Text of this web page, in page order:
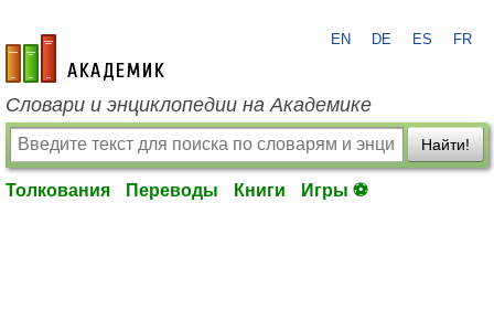
academic.ru
EN DE ES FR
Словари и энциклопедии на Академике
Найти!
Толкования Переводы Книги Игры ⚽